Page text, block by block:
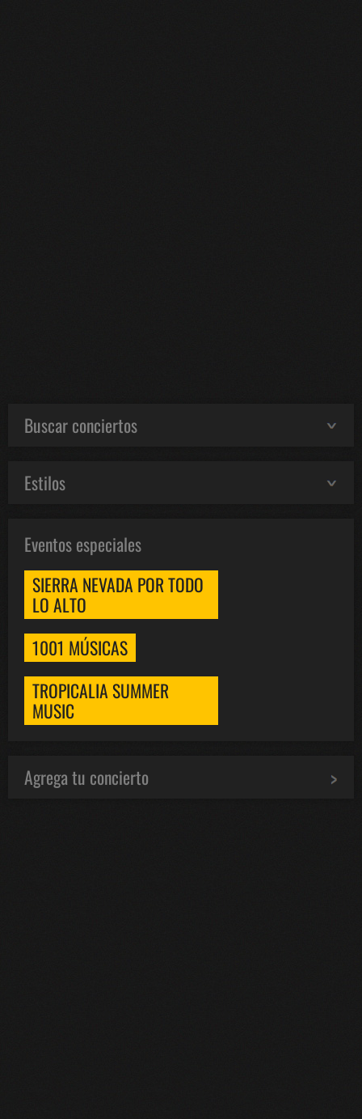
Buscar conciertos
Estilos
Eventos especiales
SIERRA NEVADA POR TODO
LO ALTO
1001 MÚSICAS
TROPICALIA SUMMER
MUSIC
Agrega tu concierto